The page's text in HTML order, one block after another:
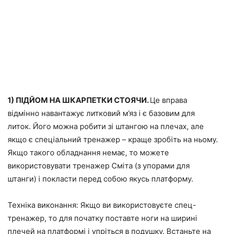
1) ПІДЙОМ НА ШКАРПЕТКИ СТОЯЧИ.Це вправа
відмінно навантажує литковий м’яз і є базовим для
литок. Його можна робити зі штангою на плечах, але
якщо є спеціальний тренажер – краще зробіть на ньому.
Якщо такого обладнання немає, то можете
використовувати тренажер Сміта (з упорами для
штанги) і покласти перед собою якусь платформу.
Техніка виконання: Якщо ви використовуєте спец-
тренажер, то для початку поставте ноги на ширині
плечей на платформі і упріться в подушку. Встаньте на